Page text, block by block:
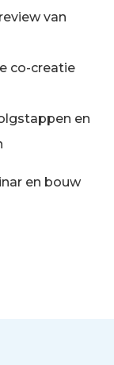
van
co-creatie
en
en bouw